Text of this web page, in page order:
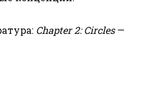
Chapter 2: Circles—